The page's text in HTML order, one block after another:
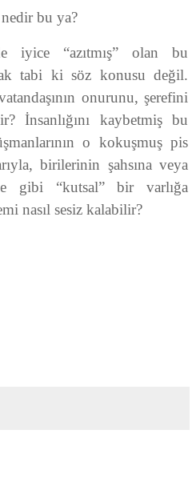
bu ya?
iyice “azıtmış” olan bu
tabi ki söz konusu değil.
onurunu, şerefini
İnsanlığını kaybetmiş bu
o kokuşmuş pis
birilerinin şahsına veya
gibi “kutsal” bir varlığa
nasıl sesiz kalabilir?